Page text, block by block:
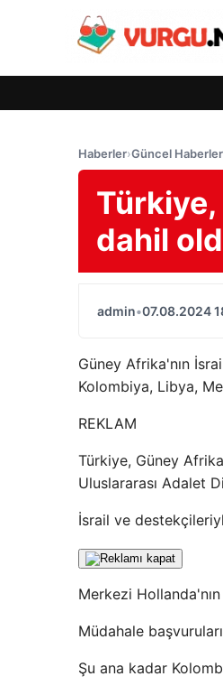
Haberler›Güncel Haberler
Türkiye,
dahil
admin•07.08.2024
Güney Afrika'nın
Kolombiya, Libya,
REKLAM
Türkiye, Güney
Uluslararası Adalet
İsrail ve
Merkezi
Müdahale
Şu ana kadar